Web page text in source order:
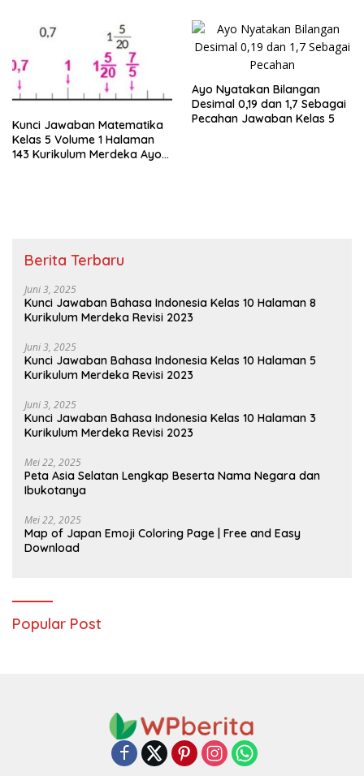
Kunci Jawaban Matematika
Kelas 5 Volume 1 Halaman
143 Kurikulum Merdeka Ayo
Ayo Nyatakan Bilangan
Desimal 0,19 dan 1,7 Sebagai
Pecahan Jawaban Kelas 5
Berita Terbaru
Juni 3, 2025
Kunci Jawaban Bahasa Indonesia Kelas 10 Halaman 8
Kurikulum Merdeka Revisi 2023
Juni 3, 2025
Kunci Jawaban Bahasa Indonesia Kelas 10 Halaman 5
Kurikulum Merdeka Revisi 2023
Juni 3, 2025
Kunci Jawaban Bahasa Indonesia Kelas 10 Halaman 3
Kurikulum Merdeka Revisi 2023
Mei 22, 2025
Peta Asia Selatan Lengkap Beserta Nama Negara dan
Ibukotanya
Mei 22, 2025
Map of Japan Emoji Coloring Page | Free and Easy
Download
Popular Post